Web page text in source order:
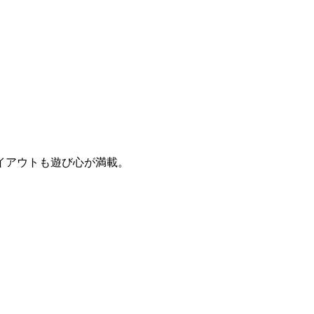
ウトも遊び心が満載。